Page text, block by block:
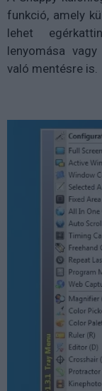
funkció, amely
lehet
lenyomása
való mentésre is.